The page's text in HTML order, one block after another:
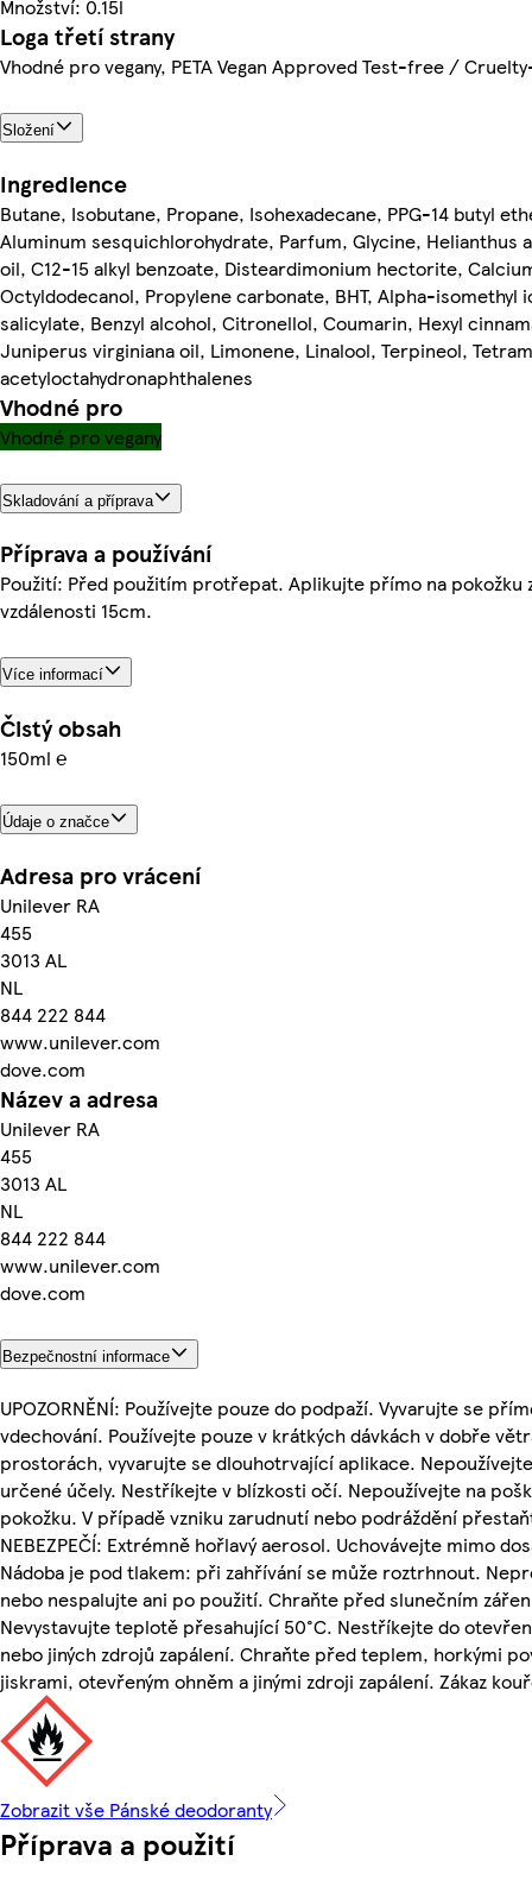
Množství: 0.15l
Loga třetí strany
Vhodné pro vegany, PETA Vegan Approved Test-free /
Složení
Ingredience
Butane, Isobutane, Propane, Isohexadecane, PPG-14 butyl
Aluminum sesquichlorohydrate, Parfum, Glycine, Helianthus
oil, C12-15 alkyl benzoate, Disteardimonium hectorite,
Octyldodecanol, Propylene carbonate, BHT, Alpha-isomethyl
salicylate, Benzyl alcohol, Citronellol, Coumarin, Hexyl
Juniperus virginiana oil, Limonene, Linalool, Terpineol,
acetyloctahydronaphthalenes
Vhodné pro
Vhodné pro vegany
Skladování a příprava
Příprava a používání
Použití: Před použitím protřepat. Aplikujte přímo na pokožku
vzdálenosti 15cm.
Více informací
Čistý obsah
150ml ℮
Údaje o značce
Adresa pro vrácení
Unilever RA
455
3013 AL
NL
844 222 844
www.unilever.com
dove.com
Název a adresa
Unilever RA
455
3013 AL
NL
844 222 844
www.unilever.com
dove.com
Bezpečnostní informace
UPOZORNĚNÍ: Používejte pouze do podpaží. Vyvarujte se
vdechování. Používejte pouze v krátkých dávkách v dobře
prostorách, vyvarujte se dlouhotrvající aplikace.
určené účely. Nestříkejte v blízkosti očí. Nepoužívejte na
pokožku. V případě vzniku zarudnutí nebo podráždění
NEBEZPEČÍ: Extrémně hořlavý aerosol. Uchovávejte mimo
Nádoba je pod tlakem: při zahřívání se může roztrhnout.
nebo nespalujte ani po použití. Chraňte před slunečním
Nevystavujte teplotě přesahující 50°C. Nestříkejte do
nebo jiných zdrojů zapálení. Chraňte před teplem, horkými
jiskrami, otevřeným ohněm a jinými zdroji zapálení. Zákaz
Zobrazit vše Pánské deodoranty
Příprava a použití